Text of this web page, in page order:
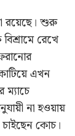
রয়েছে। শুরু
রেখে
এখন
না হওয়ায়
কোচ।